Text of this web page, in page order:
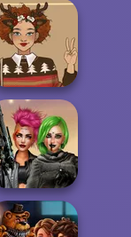
Manga Creator
Vampire Hunter
P...
Ugly Winter
Sweater